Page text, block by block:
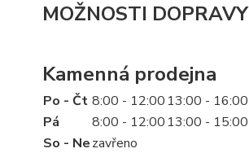
MOŽNOSTI DOPRAVY
Kamenná prodejna
Po - Čt 8:00 - 12:00 13:00 - 16:00
Pá
8:00 - 12:00 13:00 - 15:00
So - Nezavřeno